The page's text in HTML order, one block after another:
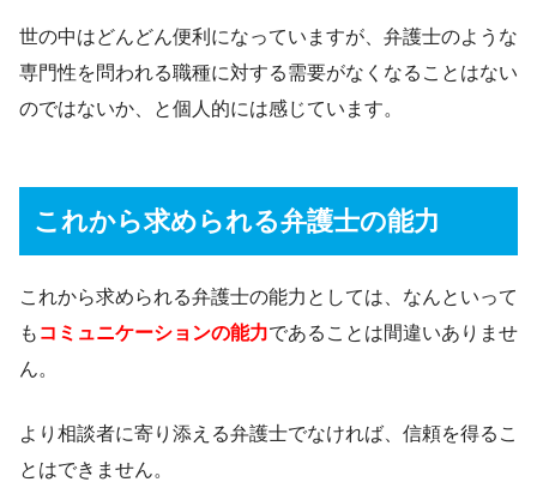
世の中はどんどん便利になっていますが、弁護士のような
専門性を問われる職種に対する需要がなくなることはない
のではないか、と個人的には感じています。
これから求められる弁護士の能力
これから求められる弁護士の能力としては、なんといって
も コミュニケーションの能力であることは間違いありませ
ん。
より相談者に寄り添える弁護士でなければ、信頼を得るこ
とはできません。